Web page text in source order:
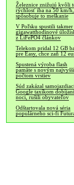
Železnice znižujú kvôli
rýchlosť iba na 50 km/h,
spôsobuje to meškanie
V Poľsku spustili takmer
gigawatthodinové
z LiFePO4 článkov
Telekom pridal 12 GB
pre Easy, chce zaň 12
Spustená výroba flash
pamäte s novým
počtom vrstiev
Súd zakázal
Google taxíkom
noci, rušili obyvateľov
Odštartovala nová séria
populárneho sci-fi